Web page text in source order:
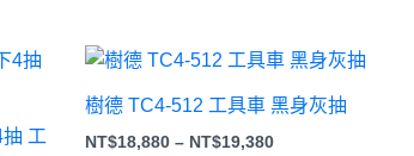
工
樹德 TC4-512 工具車 黑身灰抽
NT$18,880 – NT$19,380
價
範
圍：
NT$18,880